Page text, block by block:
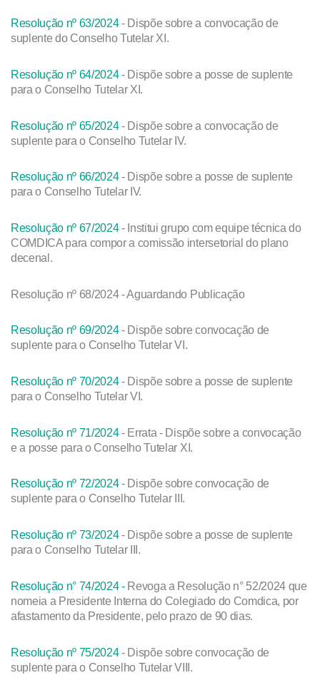
Resolução nº 63/2024- Dispõe sobre a convocação de
suplente do Conselho Tutelar XI.
Resolução nº 64/2024- Dispõe sobre a posse de suplente
para o Conselho Tutelar XI.
Resolução nº 65/2024- Dispõe sobre a convocação de
suplente para o Conselho Tutelar IV.
Resolução nº 66/2024- Dispõe sobre a posse de suplente
para o Conselho Tutelar IV.
Resolução nº 67/2024- Institui grupo com equipe técnica do
COMDICA para compor a comissão intersetorial do plano
decenal.
Resolução nº 68/2024 - Aguardando Publicação
Resolução nº 69/2024- Dispõe sobre convocação de
suplente para o Conselho Tutelar VI.
Resolução nº 70/2024- Dispõe sobre a posse de suplente
para o Conselho Tutelar VI.
Resolução nº 71/2024- Errata - Dispõe sobre a convocação
e a posse para o Conselho Tutelar XI.
Resolução nº 72/2024- Dispõe sobre convocação de
suplente para o Conselho Tutelar III.
Resolução nº 73/2024- Dispõe sobre a posse de suplente
para o Conselho Tutelar III.
Resolução n° 74/2024 -Revoga a Resolução n° 52/2024 que
nomeia a Presidente Interna do Colegiado do Comdica, por
afastamento da Presidente, pelo prazo de 90 dias.
Resolução nº 75/2024- Dispõe sobre convocação de
suplente para o Conselho Tutelar VIII.